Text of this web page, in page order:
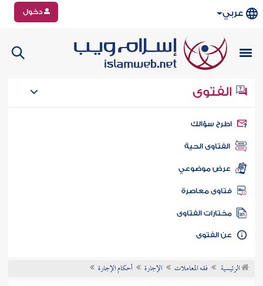
عربي دخول
الفتوى
سؤالك
الفتاوى الحية
عرض موضوعي
فتاوى معاصرة
مختارات الفتاوى
الفتوى
الرئيسية فقه المعاملات الإجارة أحكام الإجارة